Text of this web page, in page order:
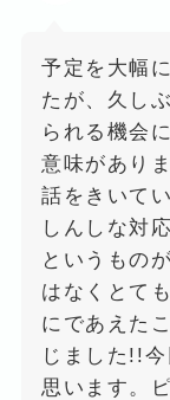
予定を大幅
たが、久し
られる機会
意味があり
話をきいて
しんしな対
というもの
はなくとて
にであえた
じました!!
思います。